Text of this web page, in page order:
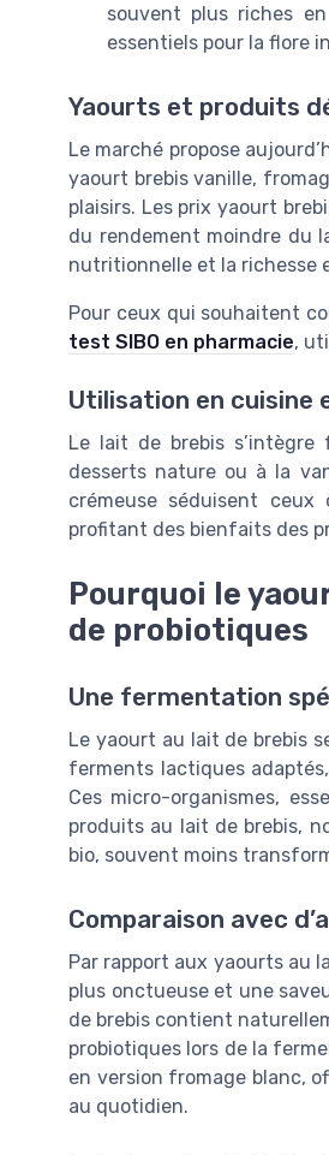
souvent plus riches
essentiels pour la flore
Yaourts et produits
Le marché propose
yaourt brebis vanille,
plaisirs. Les prix yaourt
du rendement moindre du
nutritionnelle et la richesse
Pour ceux qui souhaitent
test SIBO en pharmacie,
Utilisation en cuisine
Le lait de brebis s’intègre
desserts nature ou à la
crémeuse séduisent
profitant des bienfaits des
Pourquoi le
de probiotiques
Une fermentation
Le yaourt au lait de brebis
ferments lactiques
Ces micro-organismes,
produits au lait de brebis,
bio, souvent moins
Comparaison avec
Par rapport aux yaourts au
plus onctueuse et une
de brebis contient
probiotiques lors de la
en version fromage blanc,
au quotidien.